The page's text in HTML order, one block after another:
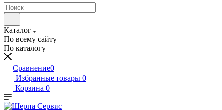
Каталог
По всему сайту
По каталогу
Сравнение0
Избранные товары 0
Корзина 0